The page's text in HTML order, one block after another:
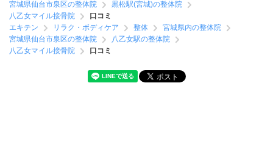
宮城県仙台市泉区の整体院
黒松駅(宮城)の整体院
八乙女マイル接骨院
口コミ
エキテン
リラク・ボディケア 整体
宮城県内の整体院
宮城県仙台市泉区の整体院
八乙女駅の整体院
八乙女マイル接骨院
口コミ